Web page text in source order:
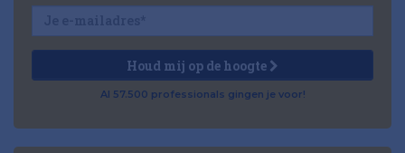
Houd mij op de hoogte
Al 57.500 professionals gingen je voor!